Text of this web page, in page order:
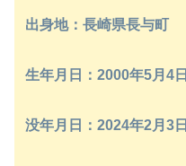
出身地：長崎県長与町
生年月日：2000年5月4日
没年月日：2024年2月3日